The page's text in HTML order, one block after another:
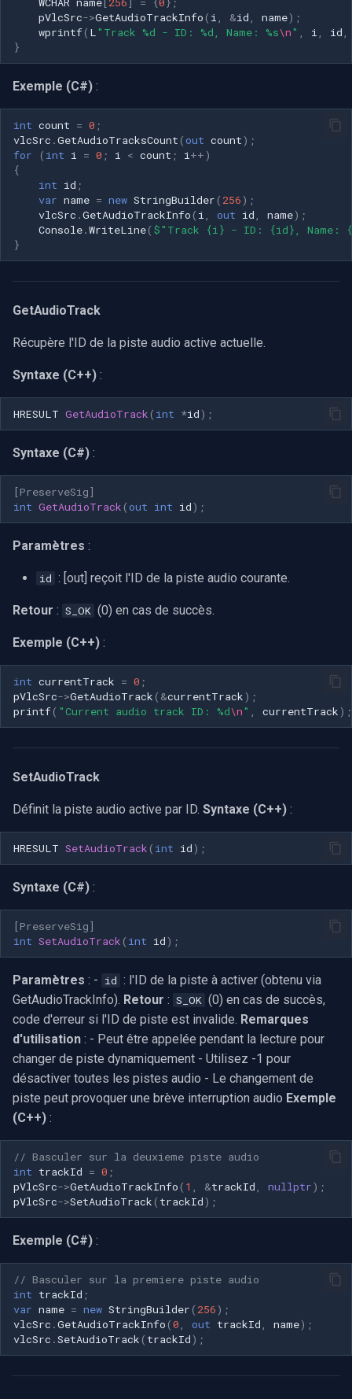
pVlcSrc->GetAudioTrackInfo ( i &id name);
wprintf( L "Track %d - ID: %d, Name: %s\n" i id
}
Exemple (C#) :
int count = 0 ;
vlcSrc .GetAudioTracksCount (out count);
for
( int i = 0 ; i < count ; i ++)
{
int id ;
var name = new StringBuilder ( 256);
vlcSrc .GetAudioTrackInfo ( i out id name);
Console.WriteLine( $"Track {i} - ID: {id}, Name:
}
GetAudioTrack
Récupère l'ID de la piste audio active actuelle.
Syntaxe (C++) :
HRESULT GetAudioTrack ( int *id);
Syntaxe (C#) :
[PreserveSig]
int GetAudioTrack (out int id);
Paramètres :
id : [out] reçoit l'ID de la piste audio courante.
Retour : S_OK (0) en cas de succès.
Exemple (C++) :
int currentTrack = 0 ;
pVlcSrc->GetAudioTrack ( &currentTrack);
printf( "Current audio track ID: %d\n" currentTrack);
SetAudioTrack
Définit la piste audio active par ID. Syntaxe (C++) :
HRESULT SetAudioTrack ( int id);
Syntaxe (C#) :
[PreserveSig]
int SetAudioTrack ( int id);
Paramètres : - id : l'ID de la piste à activer (obtenu via
GetAudioTrackInfo). Retour : S_OK (0) en cas de succès,
code d'erreur si l'ID de piste est invalide. Remarques
d'utilisation : - Peut être appelée pendant la lecture pour
changer de piste dynamiquement - Utilisez -1 pour
désactiver toutes les pistes audio - Le changement de
piste peut provoquer une brève interruption audio Exemple
(C++) :
// Basculer sur la deuxieme piste audio
int trackId = 0 ;
pVlcSrc->GetAudioTrackInfo ( 1 &trackId nullptr);
pVlcSrc->SetAudioTrack ( trackId);
Exemple (C#) :
// Basculer sur la premiere piste audio
int trackId ;
var name = new StringBuilder ( 256);
vlcSrc .GetAudioTrackInfo (0 out trackId name);
vlcSrc .SetAudioTrack ( trackId);